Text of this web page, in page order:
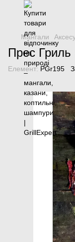
Мангали
Прес Гриль
Елемент: PGr195